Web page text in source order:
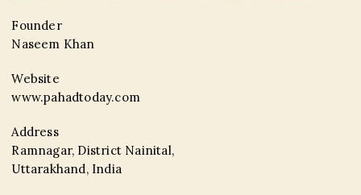
Founder
Naseem Khan
Website
www.pahadtoday.com
Address
Ramnagar, District Nainital,
Uttarakhand, India